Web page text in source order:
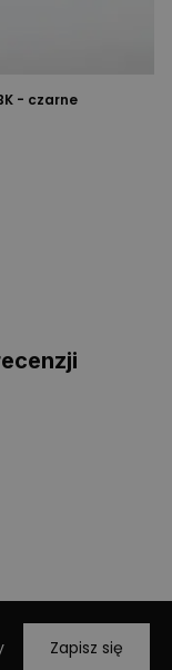
- czarne
Zapisz się